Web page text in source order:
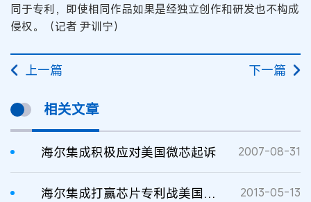
同于专利，即使相同作品如果是经独立创作和研发也不构成
侵权。（记者 尹训宁）
上一篇 下一篇
相关文章
海尔集成积极应对美国微芯起诉 2007-08-31
海尔集成打赢芯片专利战美国微芯败诉 2013-05-13